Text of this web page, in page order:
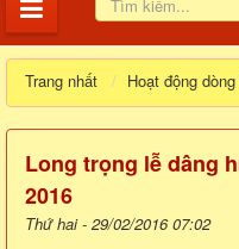
Trang nhất Hoạt động
Long trọng lễ dâng
2016
Thứ hai - 29/02/2016 07:02